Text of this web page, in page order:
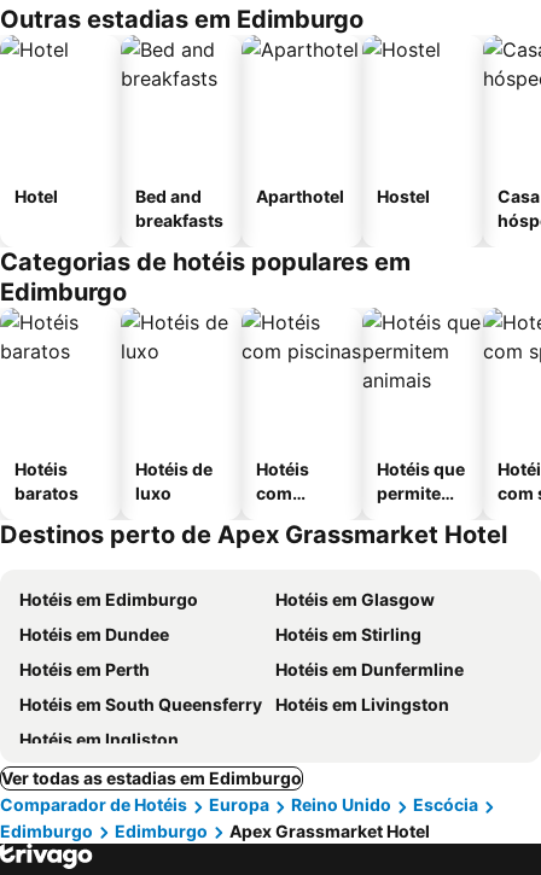
Outras estadias em Edimburgo
Hotel
Bed and
breakfasts
Aparthotel Hostel
Categorias de hotéis populares em
Edimburgo
Hotéis
baratos
Hotéis de
luxo
Hotéis
com
Hotéis que
permitem
com
Destinos perto de Apex Grassmarket Hotel
Hotéis em Edimburgo
Hotéis em Glasgow
Hotéis em Dundee
Hotéis em Stirling
Hotéis em Perth
Hotéis em Dunfermline
Hotéis em South Queensferry
Hotéis em Livingston
Hotéis em Ingliston
Ver todas as estadias em Edimburgo
Comparador de Hotéis
Europa Reino Unido
Escócia
Edimburgo
Edimburgo Apex Grassmarket Hotel